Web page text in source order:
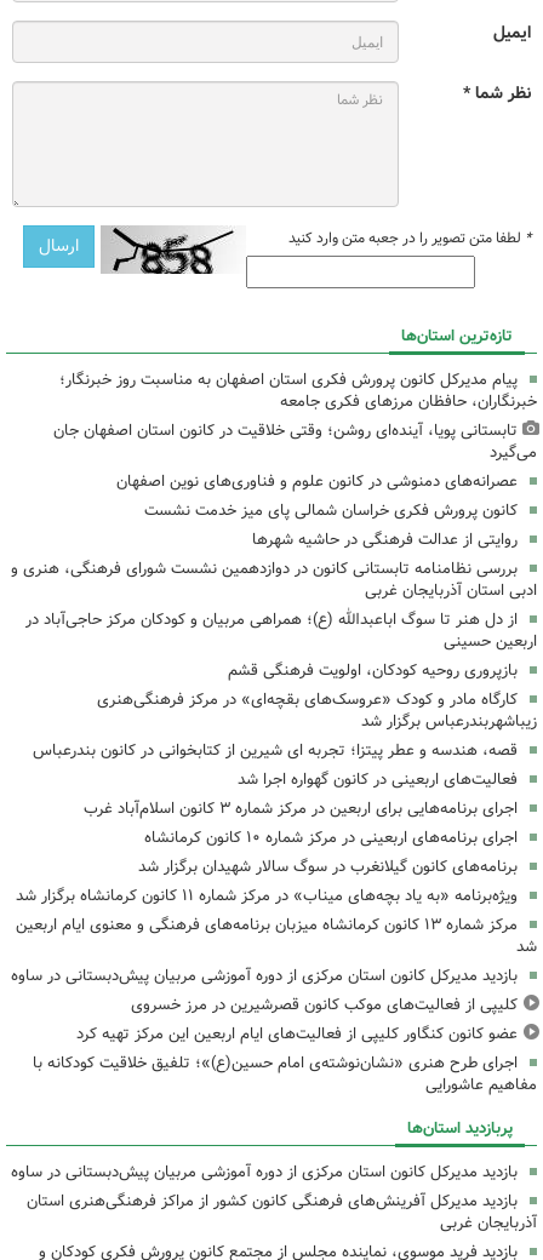
ایمیل
نظر شما *
* لطفا متن تصویر را در جعبه متن وارد کنید
تازه‌ترین استان‌ها
پیام مدیرکل کانون پرورش فکری استان اصفهان به مناسبت روز خبرنگار؛
خبرنگاران، حافظان مرزهای فکری جامعه
تابستانی پویا، آینده‌ای روشن؛ وقتی خلاقیت در کانون استان اصفهان جان
می‌گیرد
عصرانه‌های دمنوشی در کانون علوم و فناوری‌های نوین اصفهان
کانون پرورش فکری خراسان شمالی پای میز خدمت نشست
روایتی از عدالت فرهنگی در حاشیه شهرها
بررسی نظامنامه تابستانی کانون در دوازدهمین نشست شورای فرهنگی، هنری و
ادبی استان آذربایجان غربی
از دل هنر تا سوگ اباعبدالله (ع)؛ همراهی مربیان و کودکان مرکز حاجی‌آباد در
اربعین حسینی
بازپروری روحیه کودکان، اولویت فرهنگی قشم
کارگاه مادر و کودک «عروسک‌های بقچه‌ای» در مرکز فرهنگی‌هنری
زیباشهربندرعباس برگزار شد
قصه، هندسه و عطر پیتزا؛ تجربه ای شیرین از کتابخوانی در کانون بندرعباس
فعالیت‌های اربعینی در کانون گهواره اجرا شد
اجرای برنامه‌هایی برای اربعین در مرکز شماره ۳ کانون اسلام‌آباد غرب
اجرای برنامه‌های اربعینی در مرکز شماره ۱۰ کانون کرمانشاه
برنامه‌های کانون گیلانغرب در سوگ سالار شهیدان برگزار شد
ویژه‌برنامه «به یاد بچه‌های میناب» در مرکز شماره ۱۱ کانون کرمانشاه برگزار شد
مرکز شماره ۱۳ کانون کرمانشاه میزبان برنامه‌های فرهنگی و معنوی ایام اربعین
شد
بازدید مدیرکل کانون استان مرکزی از دوره آموزشی مربیان پیش‌دبستانی در ساوه
کلیپی از فعالیت‌های موکب کانون قصرشیرین در مرز خسروی
عضو کانون کنگاور کلیپی از فعالیت‌های ایام اربعین این مرکز تهیه کرد
اجرای طرح هنری «نشان‌نوشته‌ی امام حسین(ع)»؛ تلفیق خلاقیت کودکانه با
مفاهیم عاشورایی
پربازدید استان‌ها
بازدید مدیرکل کانون استان مرکزی از دوره آموزشی مربیان پیش‌دبستانی در ساوه
بازدید مدیرکل آفرینش‌های فرهنگی کانون کشور از مراکز فرهنگی‌هنری استان
آذربایجان غربی
بازدید فرید موسوی، نماینده مجلس از مجتمع کانون پرورش فکری کودکان و